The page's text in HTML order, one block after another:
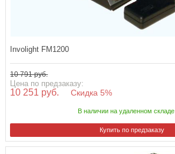
Involight FM1200
10 791 руб.
Цена по предзаказу:
10 251 руб. Скидка 5%
В наличии на удаленном складе
Купить по предзаказу